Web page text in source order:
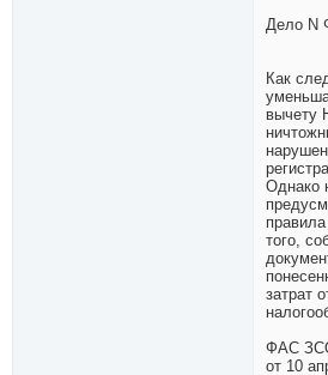
Дело N
Как
вычету
Однако
того,
затрат
ФАС
от 10